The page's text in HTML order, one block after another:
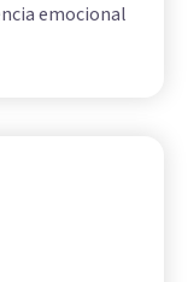
emocional